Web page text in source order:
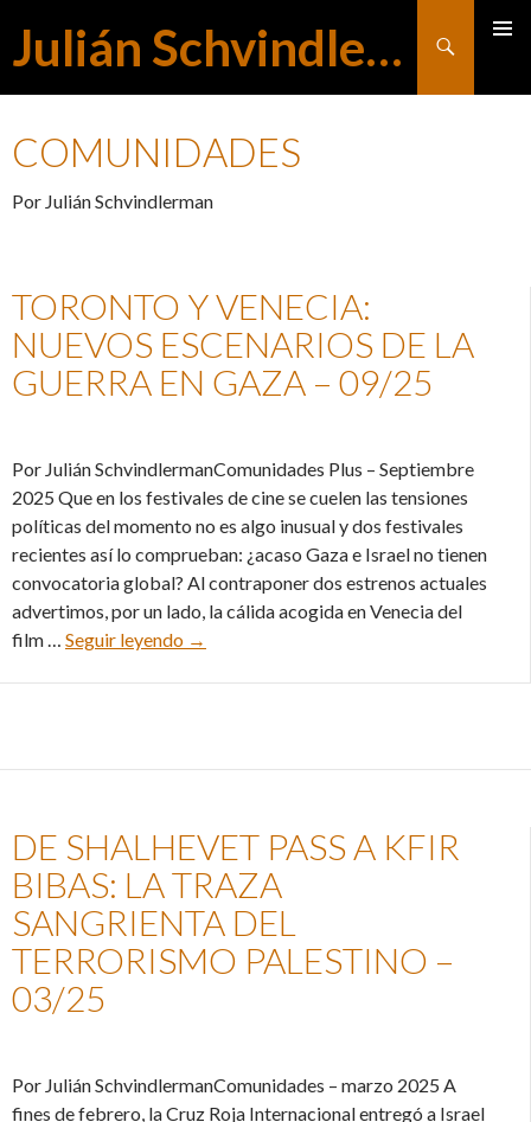
Julián Schvindlerman
Buscar
COMUNIDADES
Por Julián Schvindlerman
TORONTO Y VENECIA:
NUEVOS ESCENARIOS DE LA
GUERRA EN GAZA – 09/25
Por Julián SchvindlermanComunidades Plus – Septiembre
2025 Que en los festivales de cine se cuelen las tensiones
políticas del momento no es algo inusual y dos festivales
recientes así lo comprueban: ¿acaso Gaza e Israel no tienen
convocatoria global? Al contraponer dos estrenos actuales
advertimos, por un lado, la cálida acogida en Venecia del
film … Seguir leyendo Toronto y Venecia: nuevos escenarios de
→
DE SHALHEVET PASS A KFIR
BIBAS: LA TRAZA
SANGRIENTA DEL
TERRORISMO PALESTINO –
03/25
Por Julián SchvindlermanComunidades – marzo 2025 A
fines de febrero, la Cruz Roja Internacional entregó a Israel